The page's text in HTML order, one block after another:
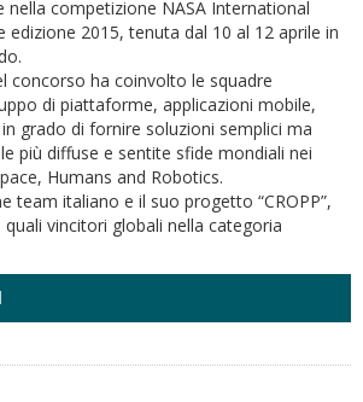
competizione NASA International
edizione 2015, tenuta dal 10 al 12 aprile in
concorso ha coinvolto le squadre
di piattaforme, applicazioni mobile,
grado di fornire soluzioni semplici ma
più diffuse e sentite sfide mondiali nei
Humans and Robotics.
team italiano e il suo progetto “CROPP”,
vincitori globali nella categoria